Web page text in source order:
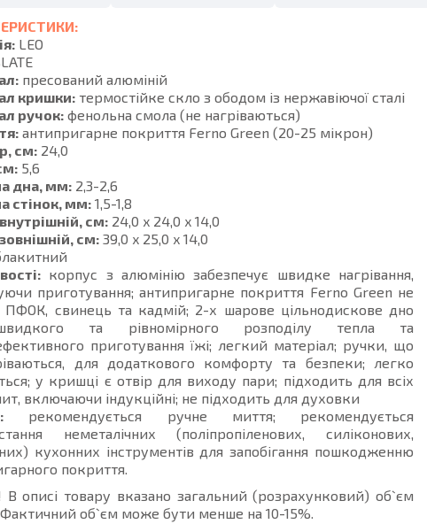
LEO
пресований алюміній
кришки: термостійке скло з ободом із нержавіючої сталі
ручок: фенольна смола (не нагріваються)
антипригарне покриття Ferno Green (20-25 мікрон)
см: 24,0
5,6
дна, мм: 2,3-2,6
стінок, мм: 1,5-1,8
см: 24,0 x 24,0 x 14,0
см: 39,0 x 25,0 x 14,0
корпус з алюмінію забезпечує швидке нагрівання,
приготування; антипригарне покриття Ferno Green не
ПФОК, свинець та кадмій; 2-х шарове цільнодискове дно
та рівномірного розподілу тепла та
приготування їжі; легкий матеріал; ручки, що
для додаткового комфорту та безпеки; легко
у кришці є отвір для виходу пари; підходить для всіх
включаючи індукційні; не підходить для духовки
рекомендується ручне миття; рекомендується
неметалічних (поліпропіленових, силіконових,
кухонних інструментів для запобігання пошкодженню
покриття.
В описі товару вказано загальний (розрахунковий) об`єм
Фактичний об`єм може бути менше на 10-15%.